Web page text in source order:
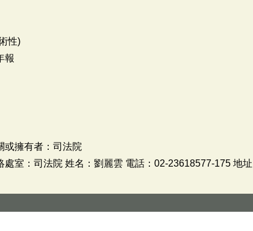
性)
報
或擁有者：司法院
處室：司法院 姓名：劉麗雲 電話：02-23618577-175 地